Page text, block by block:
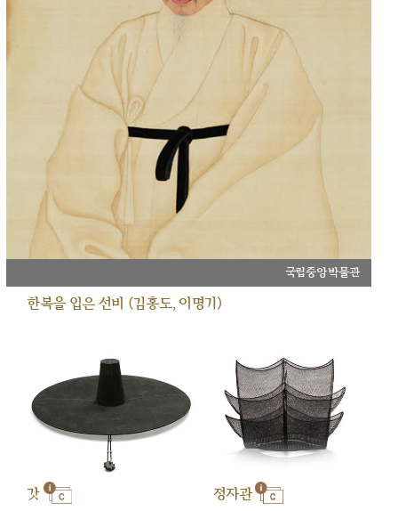
국립중앙박물관
한복을 입은 선비 (김홍도, 이명기)
갓 정자관